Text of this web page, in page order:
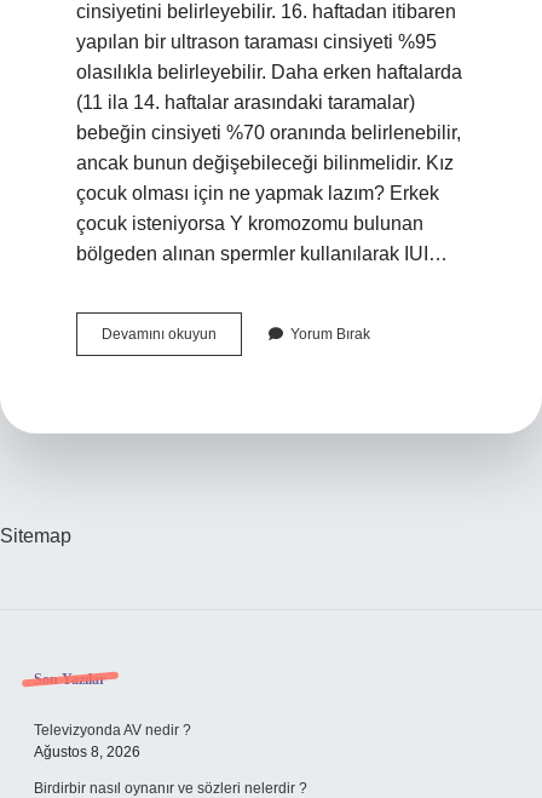
cinsiyetini belirleyebilir. 16. haftadan itibaren
yapılan bir ultrason taraması cinsiyeti %95
olasılıkla belirleyebilir. Daha erken haftalarda
(11 ila 14. haftalar arasındaki taramalar)
bebeğin cinsiyeti %70 oranında belirlenebilir,
ancak bunun değişebileceği bilinmelidir. Kız
çocuk olması için ne yapmak lazım? Erkek
çocuk isteniyorsa Y kromozomu bulunan
bölgeden alınan spermler kullanılarak IUI…
Devamını okuyun
Neye
Yorum Bırak
Sitemap
Sidebar
Son Yazılar
Televizyonda AV nedir ?
Ağustos 8, 2026
Birdirbir nasıl oynanır ve sözleri nelerdir ?